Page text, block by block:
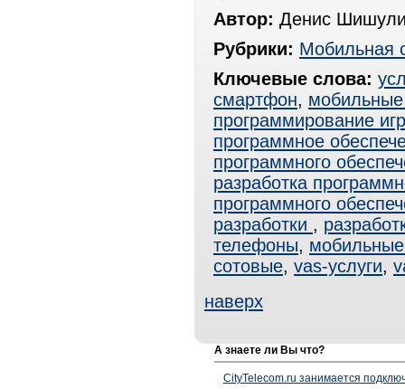
Автор: Денис
Рубрики: Мобильная
Ключевые слова:
смартфон,
программирование игр
программное
программного
разработка
программного
разработки ,
телефоны,
сотовые, vas-услуги,
наверх
А знаете ли Вы что?
CityTelecom.ru занимается